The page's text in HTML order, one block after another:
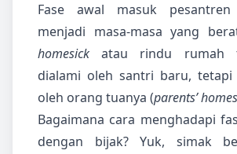
Fase awal masuk
menjadi masa-masa yang
homesick atau rindu rumah
dialami oleh santri baru, tetapi
oleh orang tuanya (parents’
Bagaimana cara menghadapi
dengan bijak? Yuk, simak